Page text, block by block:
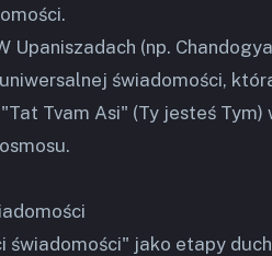
(np.
świadomości,
Tvam Asi" (Ty jesteś Tym)
świadomości" jako etapy